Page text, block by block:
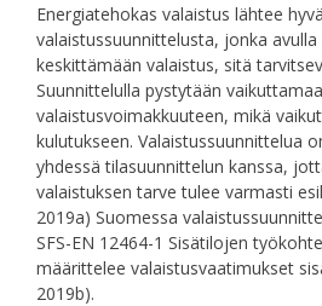
Energiatehokas valaistus lähtee
valaistussuunnittelusta, jonka
keskittämään valaistus, sitä
Suunnittelulla pystytään
valaistusvoimakkuuteen, mikä
kulutukseen. Valaistussuunnittelua
yhdessä tilasuunnittelun kanssa,
valaistuksen tarve tulee varmasti
2019a) Suomessa
SFS-EN 12464-1 Sisätilojen
määrittelee valaistusvaatimukset
2019b).